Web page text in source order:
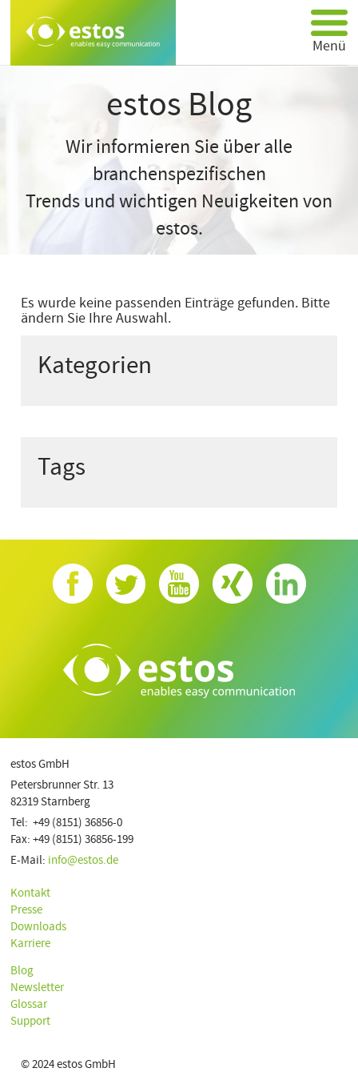
Menü
Über estos
Anwendungen
Kontakt
estos Blog
Wir informieren Sie über alle
branchenspezifischen
Trends und wichtigen Neuigkeiten von
estos.
Es wurde keine passenden Einträge gefunden. Bitte
ändern Sie Ihre Auswahl.
Kategorien
Tags
estos GmbH
Petersbrunner Str. 13
82319 Starnberg
Tel: +49 (8151) 36856-0
Fax: +49 (8151) 36856-199
E-Mail: info@estos.de
Kontakt
Presse
Downloads
Karriere
Blog
Newsletter
Glossar
Support
© 2024 estos GmbH